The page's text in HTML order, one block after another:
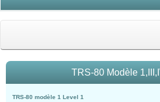
TRS-80 Modèle
TRS-80 modèle 1 Level 1